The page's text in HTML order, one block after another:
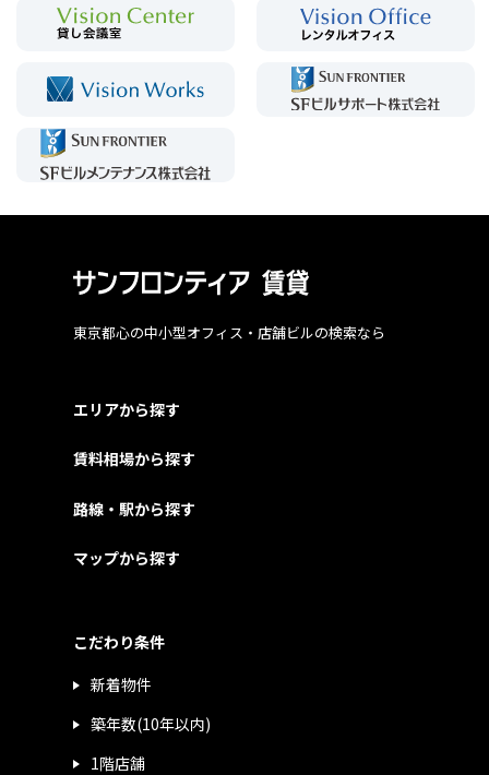
東京都心の中小型オフィス・店舗ビルの検索なら
エリアから探す
賃料相場から探す
路線・駅から探す
マップから探す
こだわり条件
新着物件
築年数(10年以内)
1階店舗